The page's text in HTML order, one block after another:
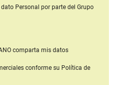
Personal por parte del Grupo
comparta mis datos
conforme su Política de